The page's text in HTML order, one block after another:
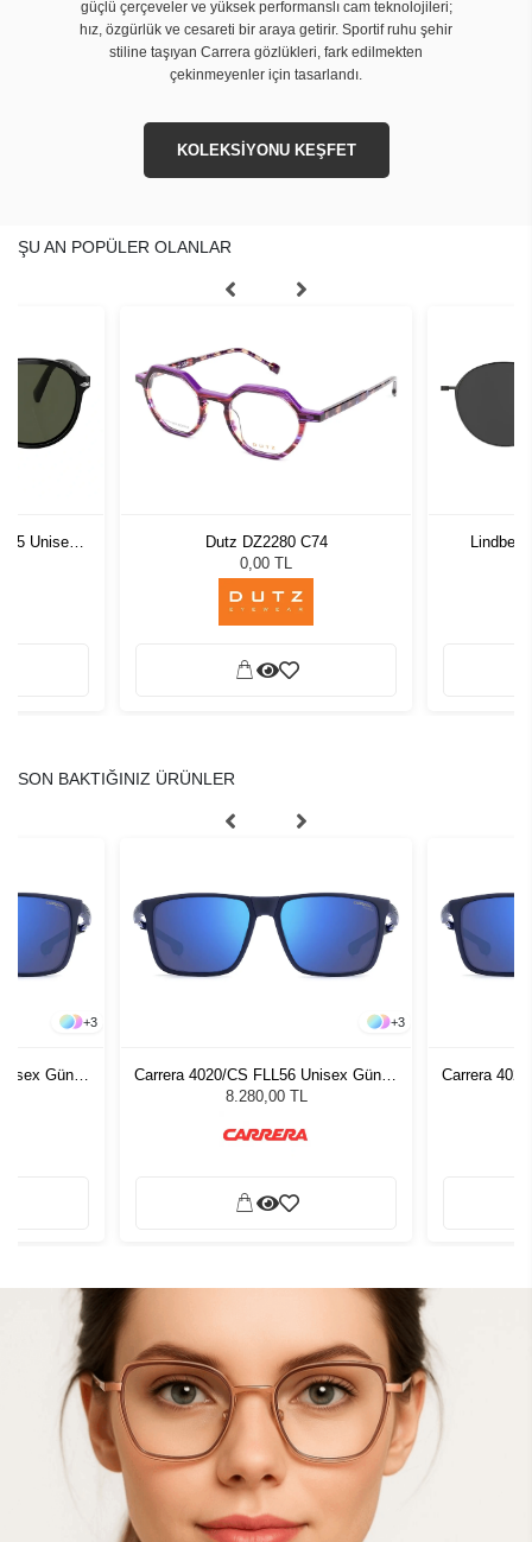
güçlü çerçeveler ve yüksek performanslı cam teknolojileri;
hız, özgürlük ve cesareti bir araya getirir. Sportif ruhu şehir
stiline taşıyan Carrera gözlükleri, fark edilmekten
çekinmeyenler için tasarlandı.
KOLEKSİYONU KEŞFET
ŞU AN POPÜLER OLANLAR
55 Unisex
Dutz DZ2280 C74
0,00 TL
SON BAKTIĞINIZ ÜRÜNLER
+3
Güneş
+3
Carrera 4020/CS FLL56 Unisex Güneş
Gözlüğü
8.280,00 TL
Carrera